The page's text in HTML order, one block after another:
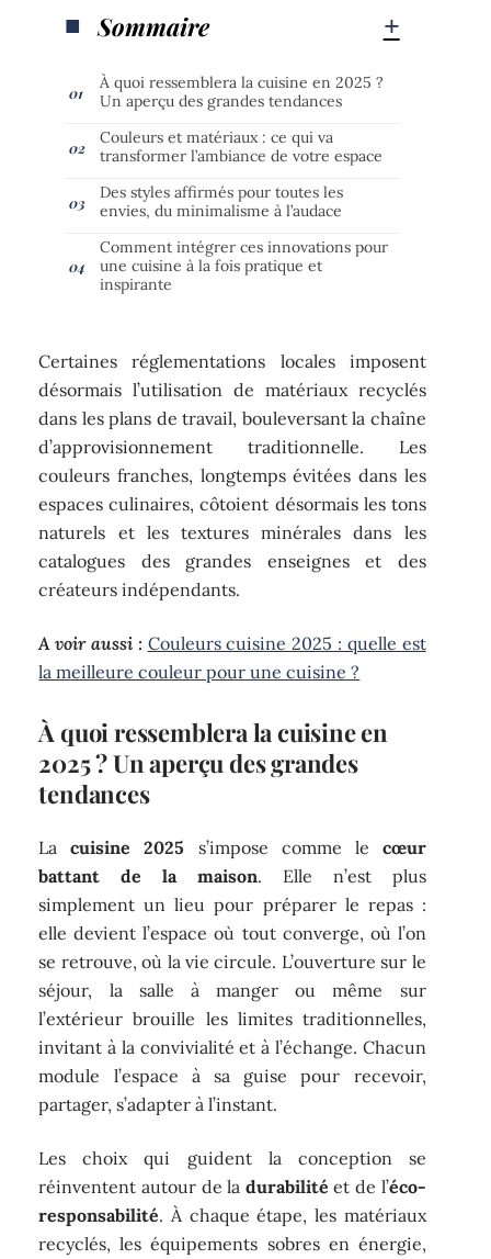
Sommaire
À quoi ressemblera la cuisine en 2025 ?
Un aperçu des grandes tendances
Couleurs et matériaux : ce qui va
transformer l’ambiance de votre espace
Des styles affirmés pour toutes les
envies, du minimalisme à l’audace
Comment intégrer ces innovations pour
une cuisine à la fois pratique et
inspirante
Certaines réglementations locales imposent
désormais l’utilisation de matériaux recyclés
dans les plans de travail, bouleversant la chaîne
d’approvisionnement traditionnelle. Les
couleurs franches, longtemps évitées dans les
espaces culinaires, côtoient désormais les tons
naturels et les textures minérales dans les
catalogues des grandes enseignes et des
créateurs indépendants.
A voir aussi : Couleurs cuisine 2025 : quelle est
la meilleure couleur pour une cuisine ?
À quoi ressemblera la cuisine en
2025 ? Un aperçu des grandes
tendances
Lacuisine 2025 s’impose comme le cœur
battant de la maison. Elle n’est plus
simplement un lieu pour préparer le repas :
elle devient l’espace où tout converge, où l’on
se retrouve, où la vie circule. L’ouverture sur le
séjour, la salle à manger ou même sur
l’extérieur brouille les limites traditionnelles,
invitant à la convivialité et à l’échange. Chacun
module l’espace à sa guise pour recevoir,
partager, s’adapter à l’instant.
Les choix qui guident la conception se
réinventent autour de la durabilité et de l’éco-
responsabilité. À chaque étape, les matériaux
recyclés, les équipements sobres en énergie,